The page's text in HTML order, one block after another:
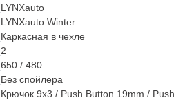
LYNXauto
LYNXauto Winter
Каркасная в чехле
2
650 / 480
Без спойлера
Крючок 9x3 / Push Button 19mm / Push